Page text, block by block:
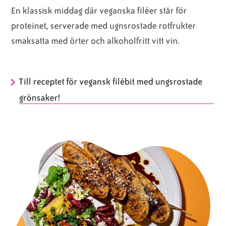
En klassisk middag där veganska filéer står för
proteinet, serverade med ugnsrostade rotfrukter
smaksatta med örter och alkoholfritt vitt vin.
Till receptet för vegansk filébit med ungsrostade
grönsaker!